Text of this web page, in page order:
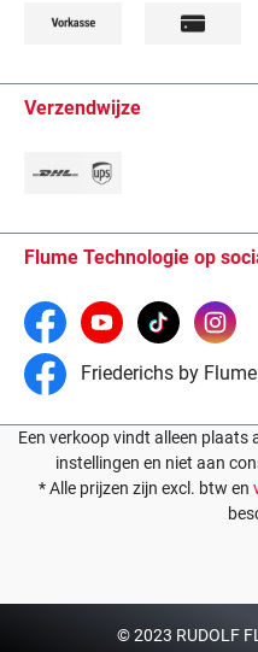
Verzendwijze
Flume Technologie op
Friederichs by Flume
Een verkoop vindt alleen plaats
instellingen en niet aan
* Alle prijzen zijn excl. btw en
© 2023 RUDOLF